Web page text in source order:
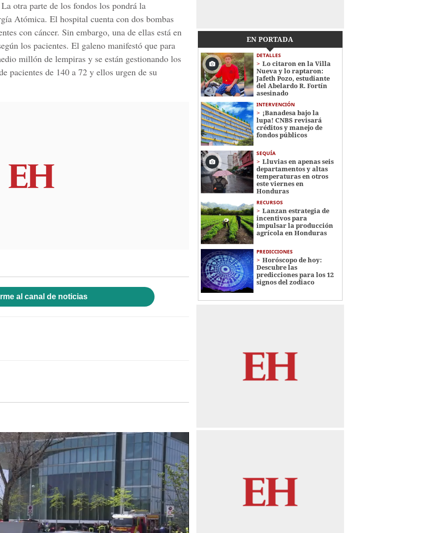
otra parte de los fondos los pondrá la
Atómica. El hospital cuenta con dos bombas
con cáncer. Sin embargo, una de ellas está en
los pacientes. El galeno manifestó que para
millón de lempiras y se están gestionando los
pacientes de 140 a 72 y ellos urgen de su
al canal de noticias
EN PORTADA
DETALLES
Lo citaron en la Villa
Nueva y lo raptaron:
Jafeth Pozo, estudiante
del Abelardo R. Fortín
asesinado
INTERVENCIÓN
¡Banadesa bajo la
lupa! CNBS revisará
créditos y manejo de
fondos públicos
SEQUÍA
Lluvias en apenas seis
departamentos y altas
temperaturas en otros
este viernes en
Honduras
RECURSOS
Lanzan estrategia de
incentivos para
impulsar la producción
agrícola en Honduras
PREDICCIONES
Horóscopo de hoy:
Descubre las
predicciones para los 12
signos del zodiaco